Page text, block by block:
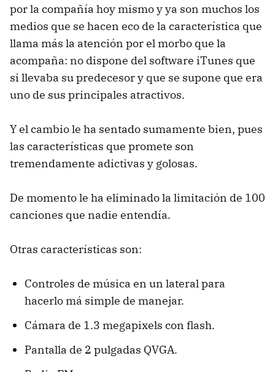
por la compañía hoy mismo y ya son muchos los
medios que se hacen eco de la característica que
llama más la atención por el morbo que la
acompaña: no dispone del software iTunes que
si llevaba su predecesor y que se supone que era
uno de sus principales atractivos.
Y el cambio le ha sentado sumamente bien, pues
las características que promete son
tremendamente adictivas y golosas.
De momento le ha eliminado la limitación de 100
canciones que nadie entendía.
Otras características son:
Controles de música en un lateral para
hacerlo má simple de manejar.
Cámara de 1.3 megapixels con flash.
Pantalla de 2 pulgadas QVGA.